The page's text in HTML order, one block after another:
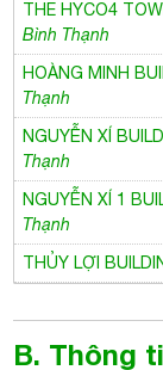
THE HYCO4
Bình Thạnh
HOÀNG MINH
Thạnh
NGUYỄN XÍ
Thạnh
NGUYỄN XÍ 1
Thạnh
THỦY LỢI
B. Thông